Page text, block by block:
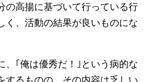
の高揚に基づいて行っている行
く、活動の結果が良いものにな
、｢俺は優秀だ！｣という病的な
するものの、その内容は乏しい